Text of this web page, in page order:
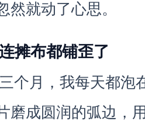
然就动了心思。
摊布都铺歪了
个月，我每天都泡
磨成圆润的弧边，